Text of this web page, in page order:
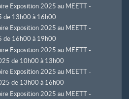
Exposition 2025 au MEETT -
de 13h00 à 16h00
Exposition 2025 au MEETT -
de 16h00 à 19h00
Exposition 2025 au MEETT -
de 10h00 à 13h00
Exposition 2025 au MEETT -
de 13h00 à 16h00
Exposition 2025 au MEETT -